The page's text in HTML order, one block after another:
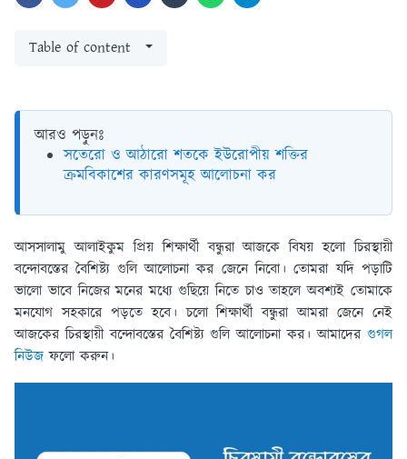
Table of content
আরও পড়ুনঃ
সতেরো ও আঠারো শতকে ইউরোপীয় শক্তির
ক্রমবিকাশের কারণসমূহ আলোচনা কর
আসসালামু আলাইকুম প্রিয় শিক্ষার্থী বন্ধুরা আজকে বিষয় হলো চিরস্থায়ী
বন্দোবস্তের বৈশিষ্ট্য গুলি আলোচনা কর জেনে নিবো। তোমরা যদি পড়াটি
ভালো ভাবে নিজের মনের মধ্যে গুছিয়ে নিতে চাও তাহলে অবশ্যই তোমাকে
মনযোগ সহকারে পড়তে হবে। চলো শিক্ষার্থী বন্ধুরা আমরা জেনে নেই
আজকের চিরস্থায়ী বন্দোবস্তের বৈশিষ্ট্য গুলি আলোচনা কর। আমাদের গুগল
নিউজ ফলো করুন।